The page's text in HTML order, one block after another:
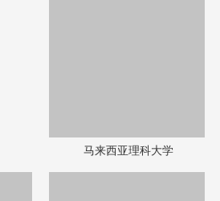
马来西亚理科大学